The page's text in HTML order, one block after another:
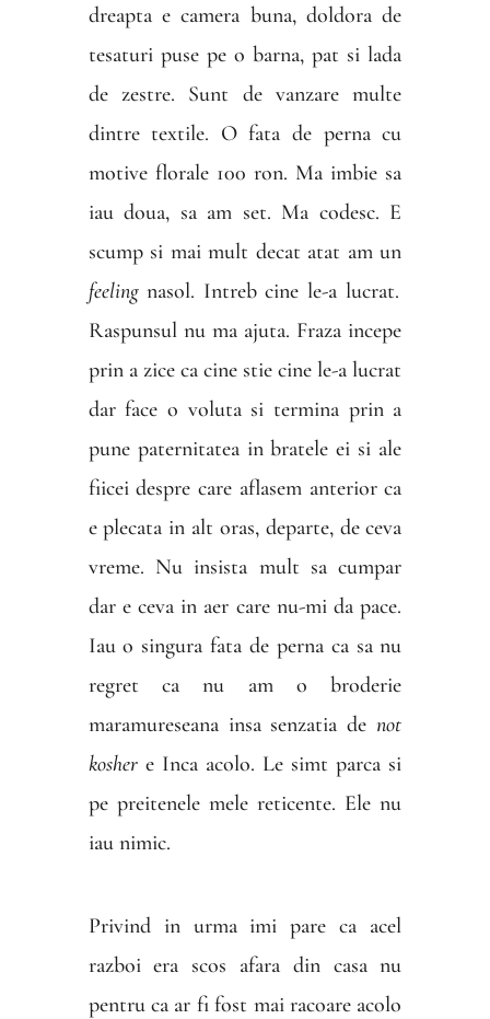
dreapta e camera buna, doldora de
tesaturi puse pe o barna, pat si lada
de zestre. Sunt de vanzare multe
dintre textile. O fata de perna cu
motive florale 100 ron. Ma imbie sa
iau doua, sa am set. Ma codesc. E
scump si mai mult decat atat am un
feelingnasol. Intreb cine le-a lucrat.
Raspunsul nu ma ajuta. Fraza incepe
prin a zice ca cine stie cine le-a lucrat
dar face o voluta si termina prin a
pune paternitatea in bratele ei si ale
fiicei despre care aflasem anterior ca
e plecata in alt oras, departe, de ceva
vreme. Nu insista mult sa cumpar
dar e ceva in aer care nu-mi da pace.
Iau o singura fata de perna ca sa nu
regret ca nu am o broderie
maramureseana insa senzatia denot
kosher e Inca acolo. Le simt parca si
pe preitenele mele reticente. Ele nu
iau nimic.
Privind in urma imi pare ca acel
razboi era scos afara din casa nu
pentru ca ar fi fost mai racoare acolo